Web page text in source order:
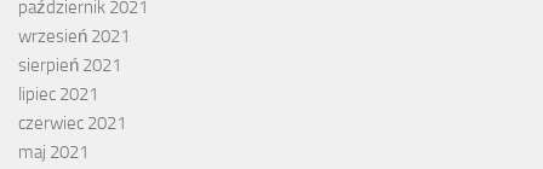
październik 2021
wrzesień 2021
sierpień 2021
lipiec 2021
czerwiec 2021
maj 2021